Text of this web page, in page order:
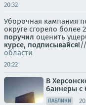
20:32
Уборочная кампания
округе сгорело более
поручил оценить
курсе, подписывайся!//
области
20:22
В
баннеры с
ПАБЛИКИ